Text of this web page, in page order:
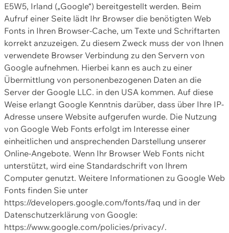
E5W5, Irland („Google“) bereitgestellt werden. Beim
Aufruf einer Seite lädt Ihr Browser die benötigten Web
Fonts in Ihren Browser-Cache, um Texte und Schriftarten
korrekt anzuzeigen. Zu diesem Zweck muss der von Ihnen
verwendete Browser Verbindung zu den Servern von
Google aufnehmen. Hierbei kann es auch zu einer
Übermittlung von personenbezogenen Daten an die
Server der Google LLC. in den USA kommen. Auf diese
Weise erlangt Google Kenntnis darüber, dass über Ihre IP-
Adresse unsere Website aufgerufen wurde. Die Nutzung
von Google Web Fonts erfolgt im Interesse einer
einheitlichen und ansprechenden Darstellung unserer
Online-Angebote. Wenn Ihr Browser Web Fonts nicht
unterstützt, wird eine Standardschrift von Ihrem
Computer genutzt. Weitere Informationen zu Google Web
Fonts finden Sie unter
https://developers.google.com/fonts/faq und in der
Datenschutzerklärung von Google:
https://www.google.com/policies/privacy/.